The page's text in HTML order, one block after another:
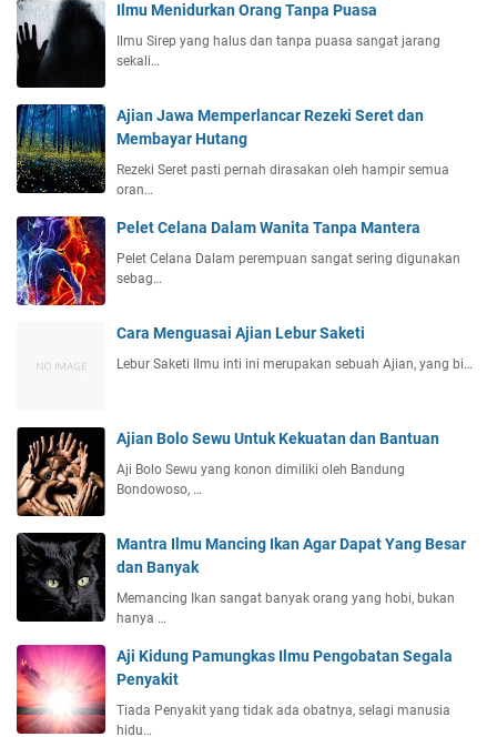
Ilmu Menidurkan Orang Tanpa Puasa
Ilmu Sirep yang halus dan tanpa puasa sangat jarang
sekali…
Ajian Jawa Memperlancar Rezeki Seret dan
Membayar Hutang
Rezeki Seret pasti pernah dirasakan oleh hampir semua
oran…
Pelet Celana Dalam Wanita Tanpa Mantera
Pelet Celana Dalam perempuan sangat sering digunakan
sebag…
Cara Menguasai Ajian Lebur Saketi
Lebur Saketi Ilmu inti ini merupakan sebuah Ajian, yang bi…
Ajian Bolo Sewu Untuk Kekuatan dan Bantuan
Aji Bolo Sewu yang konon dimiliki oleh Bandung
Bondowoso, …
Mantra Ilmu Mancing Ikan Agar Dapat Yang Besar
dan Banyak
Memancing Ikan sangat banyak orang yang hobi, bukan
hanya …
Aji Kidung Pamungkas Ilmu Pengobatan Segala
Penyakit
Tiada Penyakit yang tidak ada obatnya, selagi manusia
hidu…